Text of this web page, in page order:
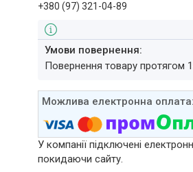
+380 (97) 321-04-89
повернення товару протягом
У компанії підключені
покидаючи сайту.